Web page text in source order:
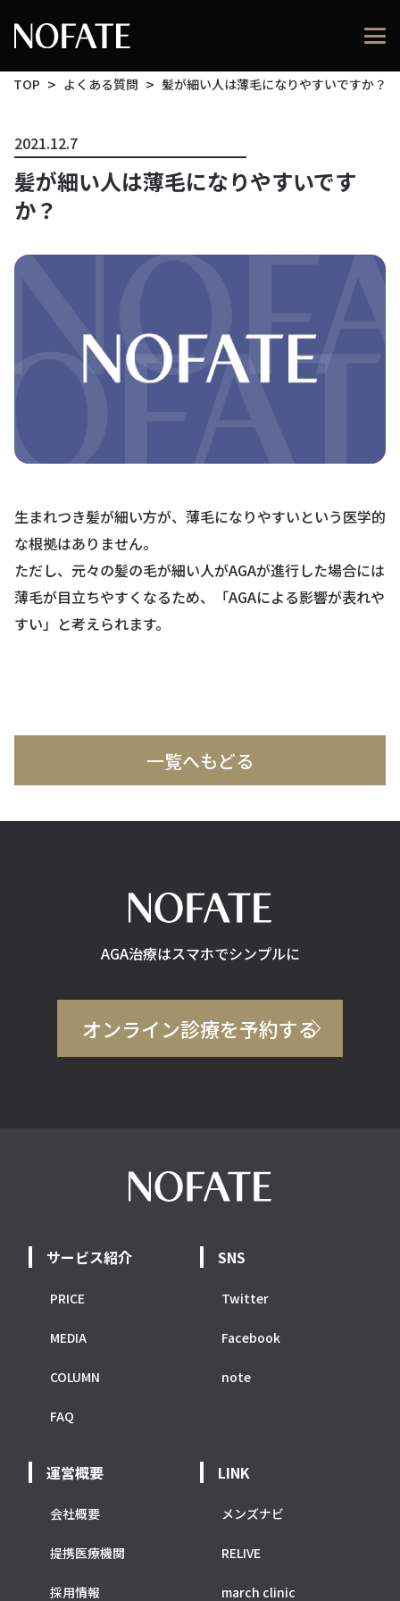
TOP よくある質問 髪が細い人は薄毛になりやすいですか？
2021.12.7
髪が細い人は薄毛になりやすいです
か？
生まれつき髪が細い方が、薄毛になりやすいという医学的
な根拠はありません。
ただし、元々の髪の毛が細い人がAGAが進行した場合には
薄毛が目立ちやすくなるため、「AGAによる影響が表れや
すい」と考えられます。
一覧へもどる
AGA治療はスマホでシンプルに
オンライン診療を予約する
サービス紹介
PRICE
MEDIA
COLUMN
FAQ
SNS
Twitter
Facebook
note
運営概要
会社概要
提携医療機関
採用情報
LINK
メンズナビ
RELIVE
march clinic